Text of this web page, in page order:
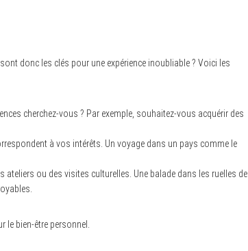
donc les clés pour une expérience inoubliable ? Voici les
cherchez-vous ? Par exemple, souhaitez-vous acquérir des
à vos intérêts. Un voyage dans un pays comme le
ateliers ou des visites culturelles. Une balade dans les ruelles de
bien-être personnel.